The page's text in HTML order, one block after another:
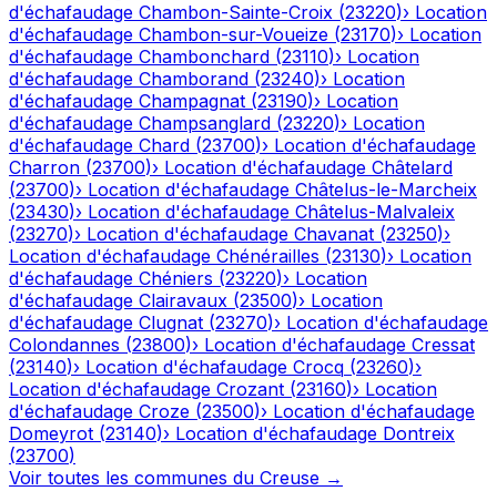
d'échafaudage Chambon-Sainte-Croix (23220)› Location
d'échafaudage Chambon-sur-Voueize (23170)› Location
d'échafaudage Chambonchard (23110)› Location
d'échafaudage Chamborand (23240)› Location
d'échafaudage Champagnat (23190)› Location
d'échafaudage Champsanglard (23220)› Location
d'échafaudage Chard (23700)› Location d'échafaudage
Charron (23700)› Location d'échafaudage Châtelard
(23700)› Location d'échafaudage Châtelus-le-Marcheix
(23430)› Location d'échafaudage Châtelus-Malvaleix
(23270)› Location d'échafaudage Chavanat (23250)›
Location d'échafaudage Chénérailles (23130)› Location
d'échafaudage Chéniers (23220)› Location
d'échafaudage Clairavaux (23500)› Location
d'échafaudage Clugnat (23270)› Location d'échafaudage
Colondannes (23800)› Location d'échafaudage Cressat
(23140)› Location d'échafaudage Crocq (23260)›
Location d'échafaudage Crozant (23160)› Location
d'échafaudage Croze (23500)› Location d'échafaudage
Domeyrot (23140)› Location d'échafaudage Dontreix
(23700)
Voir toutes les communes du Creuse →